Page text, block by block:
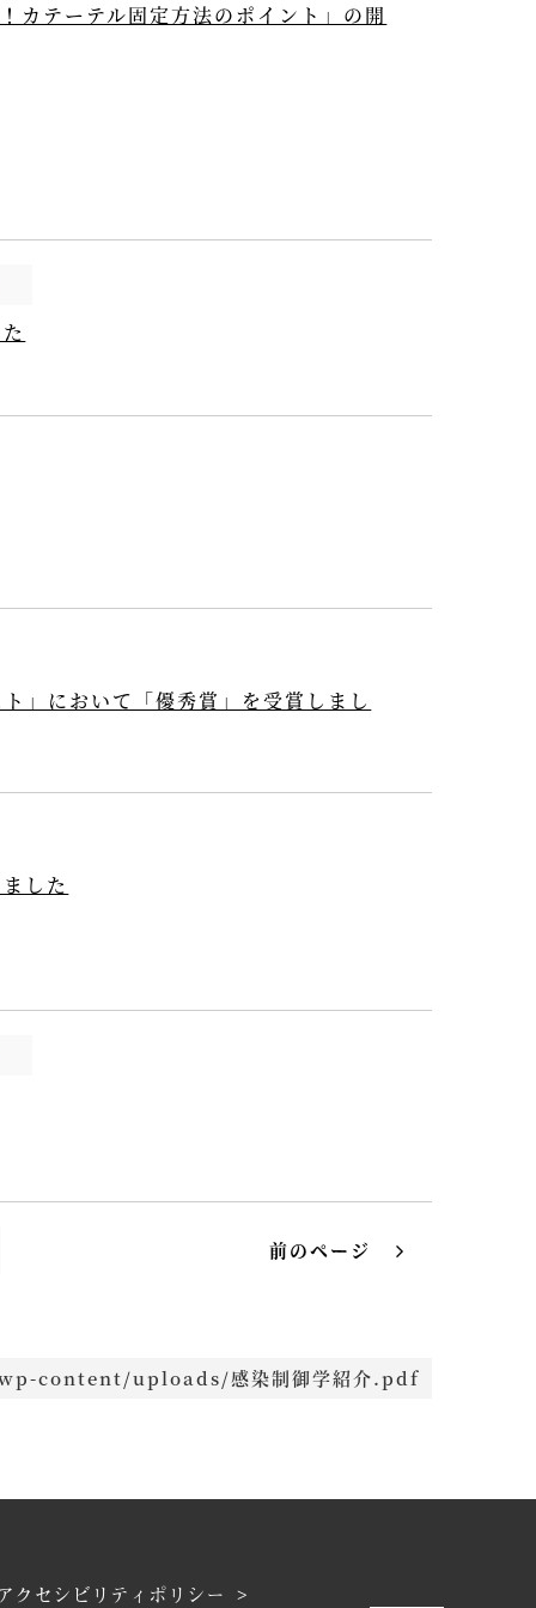
カテーテル固定方法のポイント」の開
」において「優秀賞」を受賞しまし
した
content/uploads/感染制御学紹介.pdf
クセシビリティポリシー >